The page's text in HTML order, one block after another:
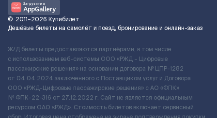
© 2011–2026 Купибилет
Дешёвые билеты на самолёт и поезд, бронирование и онлайн-заказ
Ж/Д билеты предоставляются партнёрами, в том числе
с использованием веб-системы ООО «РЖД – Цифровые
пассажирские решения» на основании договора № ЦПР-1282
от 04.04.2024 заключенного с Поставщиком услуг и Договора
ООО «РЖД-Цифровые пассажирские решения» c АО «ФПК»
№ ФПК-22-316 от 27.12.2022 г. Сайт не является официальным
ресурсом ОАО «РЖД». Стоимость билетов включает сервисный